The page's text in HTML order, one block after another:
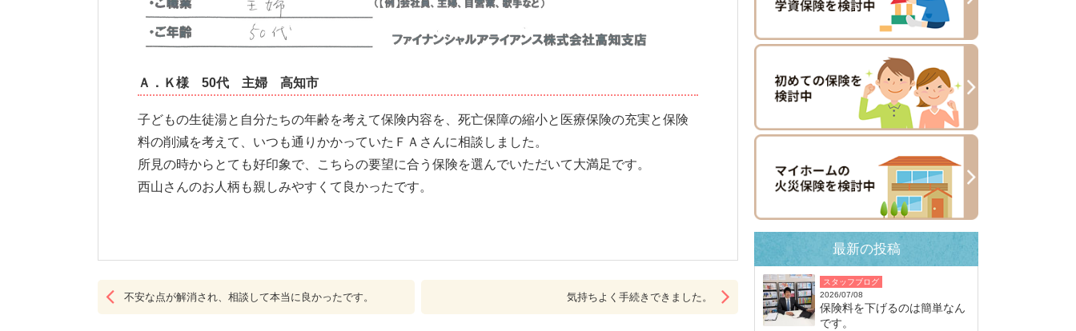
Ａ．Ｋ様 50代 主婦 高知市
子どもの生徒湯と自分たちの年齢を考えて保険内容を、死亡保障の縮小と医療保険の充実と保険
料の削減を考えて、いつも通りかかっていたＦＡさんに相談しました。
所見の時からとても好印象で、こちらの要望に合う保険を選んでいただいて大満足です。
西山さんのお人柄も親しみやすくて良かったです。
不安な点が解消され、相談して本当に良かったです。 気持ちよく手続きできました。
最新の投稿
スタッフブログ
2026/07/08
保険料を下げるのは簡単なん
です。